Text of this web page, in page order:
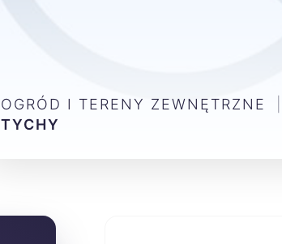
OGRÓD I TERENY ZEWNĘTRZNE
TYCHY